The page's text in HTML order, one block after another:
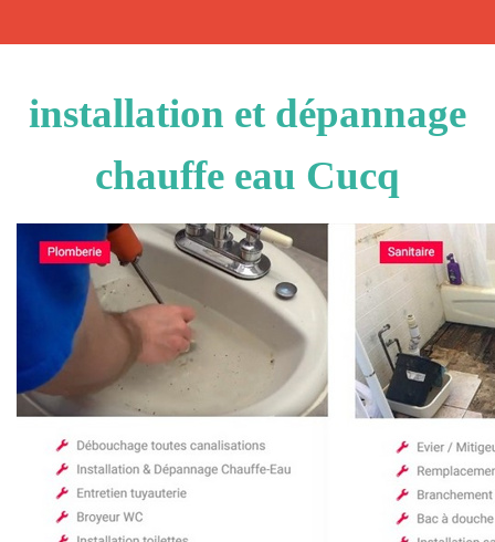
installation et dépannage
chauffe eau Cucq